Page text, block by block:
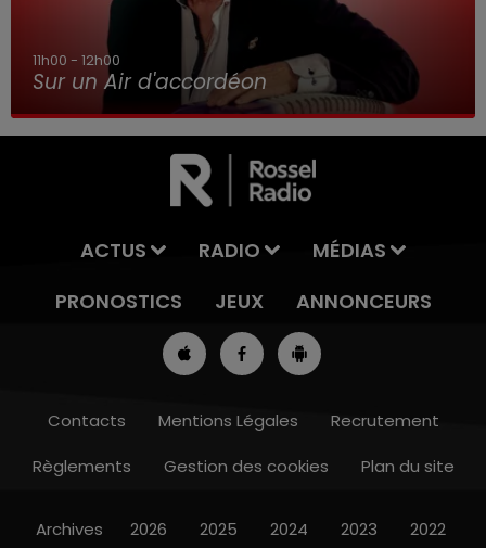
8h00 - 10h00
11h00 - 12h00
Sur un Air d'accordéon
ACTUS RADIO
MÉDIAS
PRONOSTICS
JEUX ANNONCEURS
Contacts Mentions Légales
Recrutement
Règlements
Gestion des cookies Plan du site
Archives 2026 2025 2024 2023 2022